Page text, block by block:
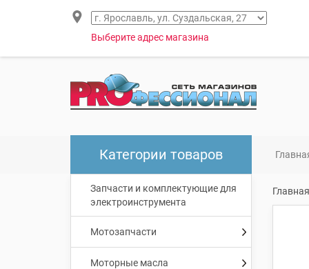
Выберите адрес магазина
Категории товаров
Запчасти и комплектующие для
электроинструмента
Мотозапчасти
Моторные масла
Главная